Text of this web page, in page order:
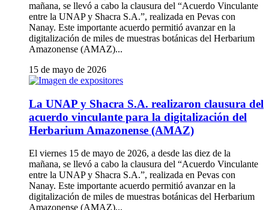
mañana, se llevó a cabo la clausura del “Acuerdo Vinculante
entre la UNAP y Shacra S.A.”, realizada en Pevas con
Nanay. Este importante acuerdo permitió avanzar en la
digitalización de miles de muestras botánicas del Herbarium
Amazonense (AMAZ)...
15 de mayo de 2026
La UNAP y Shacra S.A. realizaron clausura del
acuerdo vinculante para la digitalización del
Herbarium Amazonense (AMAZ)
El viernes 15 de mayo de 2026, a desde las diez de la
mañana, se llevó a cabo la clausura del “Acuerdo Vinculante
entre la UNAP y Shacra S.A.”, realizada en Pevas con
Nanay. Este importante acuerdo permitió avanzar en la
digitalización de miles de muestras botánicas del Herbarium
Amazonense (AMAZ)...